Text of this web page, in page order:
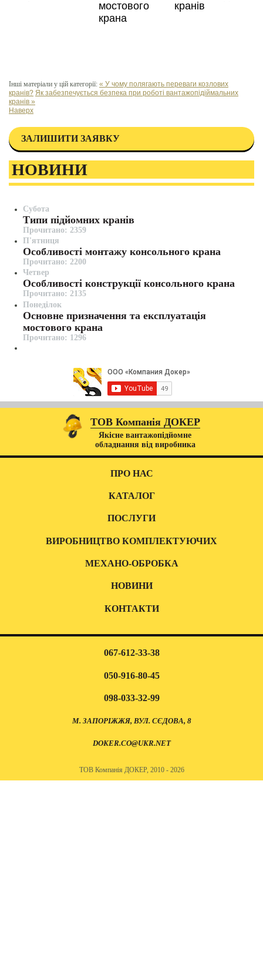
Інші матеріали у цій категорії: « У чому полягають переваги козлових
кранів? Як забезпечується безпека при роботі вантажопідіймальних
кранів »
Наверх
ЗАЛИШИТИ ЗАЯВКУ
НОВИНИ
Субота
Типи підйомних кранів
Прочитано: 2359
П'ятниця
Особливості монтажу консольного крана
Прочитано: 2200
Четвер
Особливості конструкції консольного крана
Прочитано: 2135
Понеділок
Основне призначення та експлуатація
мостового крана
Прочитано: 1296
ТОВ Компанія ДОКЕР
Якісне вантажопідйомне
обладнання від виробника
ПРО НАС
КАТАЛОГ
ПОСЛУГИ
ВИРОБНИЦТВО КОМПЛЕКТУЮЧИХ
МЕХАНО-ОБРОБКА
НОВИНИ
КОНТАКТИ
067-612-33-38
050-916-80-45
098-033-32-99
М. ЗАПОРІЖЖЯ, ВУЛ. СЄДОВА, 8
DOKER.CO@UKR.NET
ТОВ Компанія ДОКЕР, 2010 - 2026